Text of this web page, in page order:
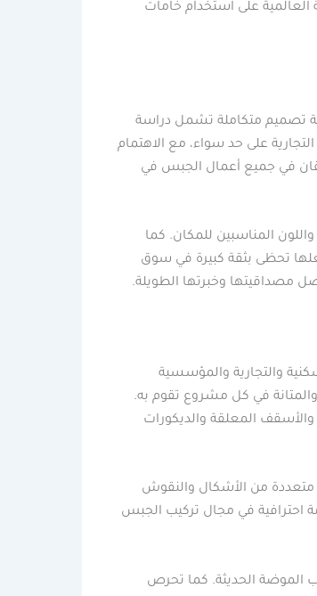
على استخدام خامات
تصميم متكاملة تشمل دراسة
على حد سواء، مع الاهتمام
في جميع أعمال الجبس في
المناسبين للمكان. كما
تحظى بثقة كبيرة في سوق
مصداقيتها وخبرتها الطويلة.
والتجارية والمؤسسية
في كل مشروع تقوم به.
المعلقة والديكورات
متعددة من الأشكال والنقوش
احترافية في مجال تركيب الجبس
الموضة الحديثة. كما تحرص